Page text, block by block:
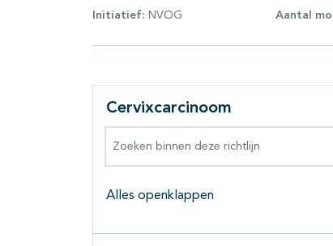
Initiatief: NVOG Aantal
Cervixcarcinoom
Alles openklappen